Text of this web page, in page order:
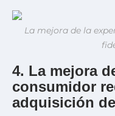
La mejora de la
4. La mejora
consumidor
adquisición